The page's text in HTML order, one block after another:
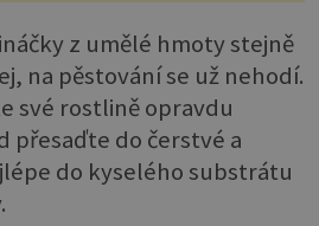
z umělé hmoty stejně
na pěstování se už nehodí.
své rostlině opravdu
přesaďte do čerstvé a
do kyselého substrátu